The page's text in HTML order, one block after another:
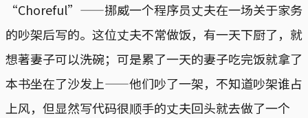
“Choreful”——挪威一个程序员丈夫在一场关于家务
的吵架后写的。这位丈夫不常做饭，有一天下厨了，就
想著妻子可以洗碗；可是累了一天的妻子吃完饭就拿了
本书坐在了沙发上——他们吵了一架，不知道吵架谁占
上风，但显然写代码很顺手的丈夫回头就去做了一个